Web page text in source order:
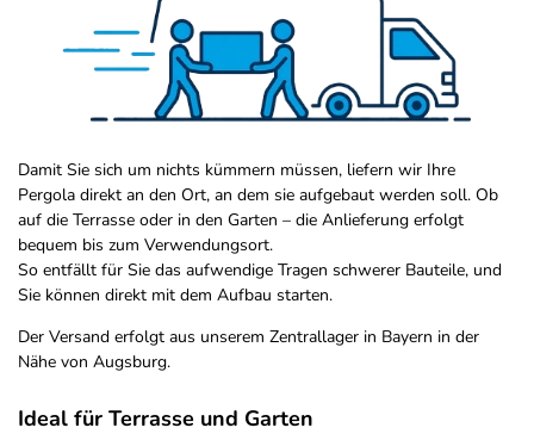
Damit Sie sich um nichts kümmern müssen, liefern wir Ihre
Pergola direkt an den Ort, an dem sie aufgebaut werden soll. Ob
auf die Terrasse oder in den Garten – die Anlieferung erfolgt
bequem bis zum Verwendungsort.
So entfällt für Sie das aufwendige Tragen schwerer Bauteile, und
Sie können direkt mit dem Aufbau starten.
Der Versand erfolgt aus unserem Zentrallager in Bayern in der
Nähe von Augsburg.
Ideal für Terrasse und Garten